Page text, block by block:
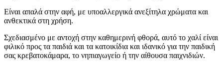
Είναι απαλά στην αφή, με υποαλλεργικά ανεξίτηλα χρώματα και
ανθεκτικά στη χρήση.
Σχεδιασμένο με αντοχή στην καθημερινή φθορά, αυτό το χαλί είναι
φιλικό προς τα παιδιά και τα κατοικίδια και ιδανικό για την παιδική
σας κρεβατοκάμαρα, το νηπιαγωγείο ή την αίθουσα παιχνιδιών.